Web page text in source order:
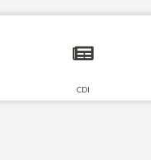
CDI